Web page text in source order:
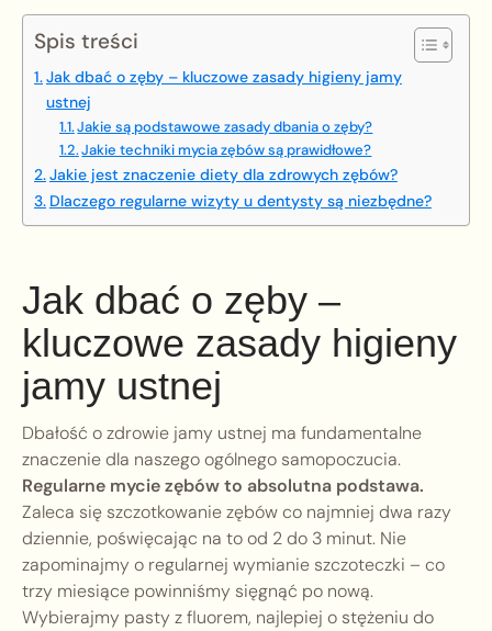
Spis treści
Jak dbać o zęby – kluczowe zasady higieny jamy
ustnej
Jakie są podstawowe zasady dbania o zęby?
Jakie techniki mycia zębów są prawidłowe?
Jakie jest znaczenie diety dla zdrowych zębów?
Dlaczego regularne wizyty u dentysty są niezbędne?
Jak dbać o zęby –
kluczowe zasady higieny
jamy ustnej
Dbałość o zdrowie jamy ustnej ma fundamentalne
znaczenie dla naszego ogólnego samopoczucia.
Regularne mycie zębów to absolutna podstawa.
Zaleca się szczotkowanie zębów co najmniej dwa razy
dziennie, poświęcając na to od 2 do 3 minut. Nie
zapominajmy o regularnej wymianie szczoteczki – co
trzy miesiące powinniśmy sięgnąć po nową.
Wybierajmy pasty z fluorem, najlepiej o stężeniu do